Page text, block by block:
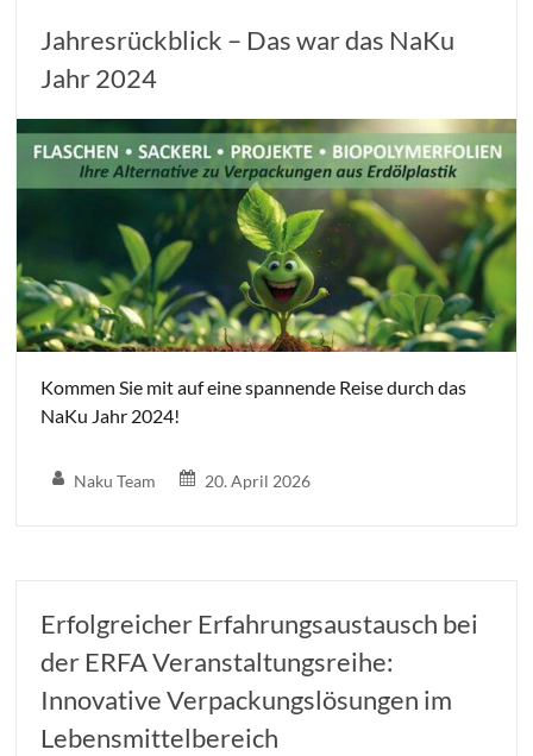
Jahresrückblick – Das war das NaKu
Jahr 2024
Kommen Sie mit auf eine spannende Reise durch das
NaKu Jahr 2024!
Naku Team 20. April 2026
Erfolgreicher Erfahrungsaustausch bei
der ERFA Veranstaltungsreihe:
Innovative Verpackungslösungen im
Lebensmittelbereich